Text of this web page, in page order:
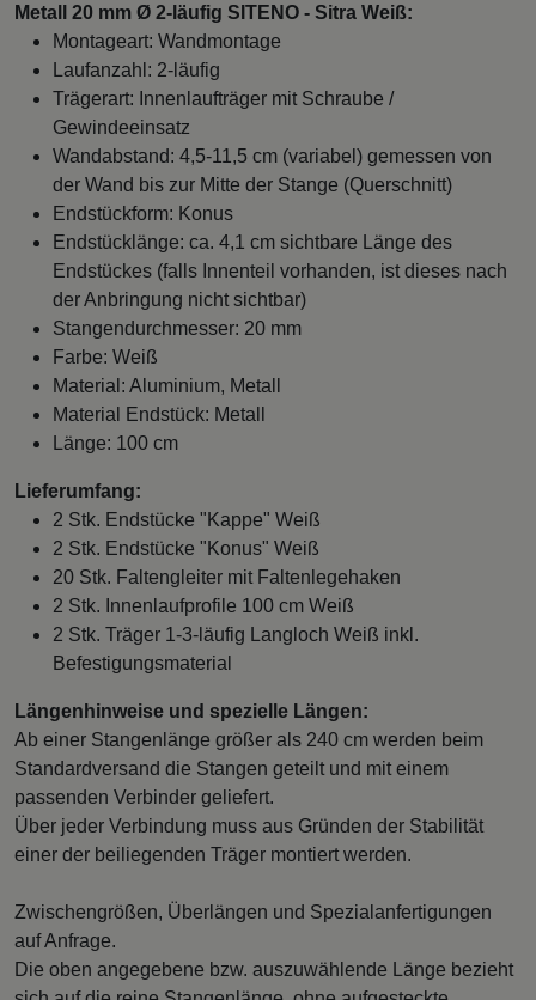
Metall 20 mm Ø 2-läufig SITENO - Sitra Weiß:
Montageart: Wandmontage
Laufanzahl: 2-läufig
Trägerart: Innenlaufträger mit Schraube /
Gewindeeinsatz
Wandabstand: 4,5-11,5 cm (variabel) gemessen von
der Wand bis zur Mitte der Stange (Querschnitt)
Endstückform: Konus
Endstücklänge: ca. 4,1 cm sichtbare Länge des
Endstückes (falls Innenteil vorhanden, ist dieses nach
der Anbringung nicht sichtbar)
Stangendurchmesser: 20 mm
Farbe: Weiß
Material: Aluminium, Metall
Material Endstück: Metall
Länge: 100 cm
Lieferumfang:
2 Stk. Endstücke "Kappe" Weiß
2 Stk. Endstücke "Konus" Weiß
20 Stk. Faltengleiter mit Faltenlegehaken
2 Stk. Innenlaufprofile 100 cm Weiß
2 Stk. Träger 1-3-läufig Langloch Weiß inkl.
Befestigungsmaterial
Längenhinweise und spezielle Längen:
Ab einer Stangenlänge größer als 240 cm werden beim
Standardversand die Stangen geteilt und mit einem
passenden Verbinder geliefert.
Über jeder Verbindung muss aus Gründen der Stabilität
einer der beiliegenden Träger montiert werden.
Zwischengrößen, Überlängen und Spezialanfertigungen
auf Anfrage.
Die oben angegebene bzw. auszuwählende Länge bezieht